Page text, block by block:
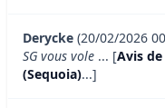
Derycke (20/02/2026
SG vous vole ... [Avis de
(Sequoia)...]